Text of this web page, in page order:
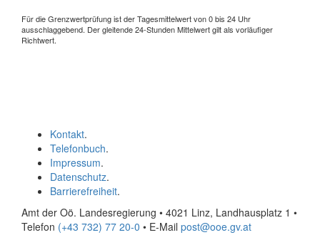
Für die Grenzwertprüfung ist der Tagesmittelwert von 0 bis 24 Uhr
ausschlaggebend. Der gleitende 24-Stunden Mittelwert gilt als vorläufiger
Richtwert.
Kontakt.
Telefonbuch.
Impressum.
Datenschutz.
Barrierefreiheit.
Amt der Oö. Landesregierung • 4021 Linz, Landhausplatz 1 •
Telefon (+43 732) 77 20-0 • E-Mail post@ooe.gv.at